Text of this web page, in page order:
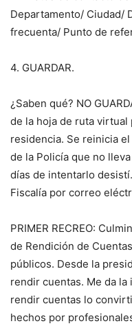
Departamento/ Ciudad/
frecuenta/ Punto de
4. GUARDAR.
¿Saben qué? NO
de la hoja de ruta
residencia. Se reinicia
de la Policía que no
días de intentarlo
Fiscalía por correo
PRIMER RECREO:
de Rendición de
públicos. Desde la
rendir cuentas. Me da
rendir cuentas lo
hechos por